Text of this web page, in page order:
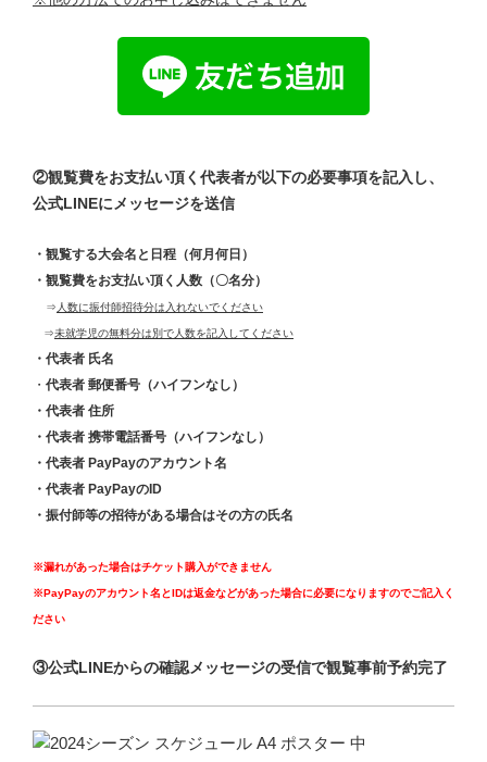
②観覧費をお支払い頂く代表者が以下の必要事項を記入し、
公式LINEにメッセージを送信
・観覧する大会名と日程（何月何日）
・観覧費をお支払い頂く人数（〇名分）
⇒ 人数に振付師招待分は入れないでください
⇒未就学児の無料分は別で人数を記入してください
・代表者 氏名
・ 代表者 郵便番号（ハイフンなし）
・代表者 住所
・代表者 携帯電話番号（ハイフンなし）
・代表者 PayPayのアカウント名
・代表者 PayPayのID
・振付師等の招待がある場合はその方の氏名
※漏れがあった場合はチケット購入ができません
※PayPayのアカウント名とIDは返金などがあった場合に必要になりますのでご記入く
ださい
③公式LINEからの確認メッセージの受信で観覧事前予約完了